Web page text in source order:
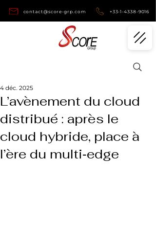
contact@score-grp.com +33-1-4338-9016
L’avènement du cloud
distribué : après le
cloud hybride, place à
l’ère du multi‑edge
4 déc. 2025